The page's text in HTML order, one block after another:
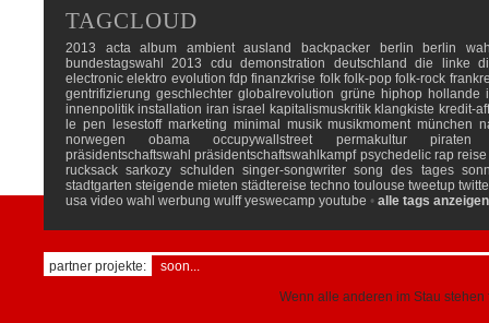
TAGCLOUD
2013 acta album ambient ausland backpacker berlin
berlin
bundestagswahl 2013
cdu demonstration deutschland die linke
electronic elektro evolution fdp finanzkrise folk folk-pop folk-rock
gentrifizierung geschlechter globalrevolution grüne hiphop hollande
innenpolitik installation iran israel kapitalismuskritik klangkiste kredit-
le pen
lesestoff marketing minimal musik musikmoment münchen
norwegen
obama occupywallstreet permakultur
piraten
präsidentschaftswahl präsidentschaftswahlkampf psychedelic rap reise
rucksack sarkozy schulden singer-songwriter song des tages
stadtgarten steigende mieten städtereise techno toulouse tweetup
usa video wahl werbung wulff yeswecamp youtube • alle tags anzeigen
partner projekte:
soon...
Wenn alle anderen im Stau